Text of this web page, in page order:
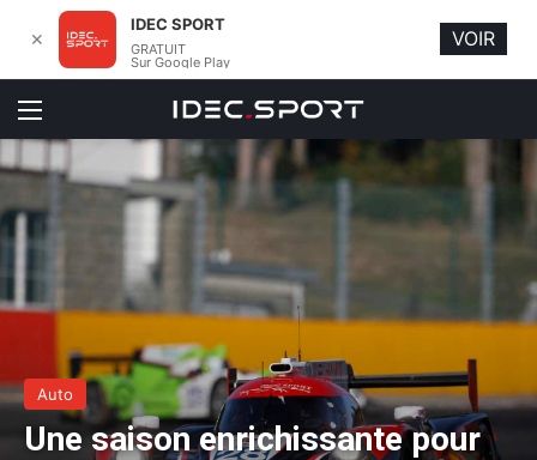
Menu
Auto
Une saison enrichissante pour
✕
IDEC SPORT
GRATUIT
Sur Google Play
VOIR